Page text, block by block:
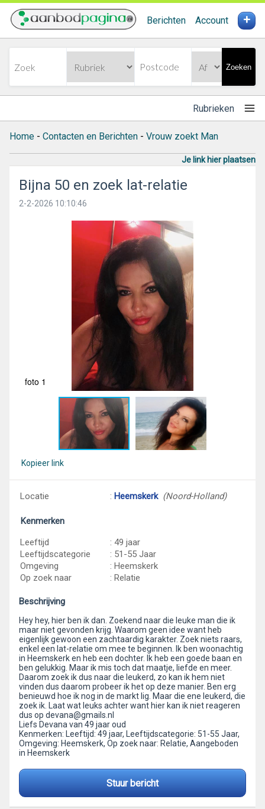
Berichten Account +
Zoeken
Rubrieken
Home - Contacten en Berichten - Vrouw zoekt Man
Je link hier plaatsen
Bijna 50 en zoek lat-relatie
2-2-2026 10:10:46
foto 1
Kopieer link
Locatie : Heemskerk (Noord-Holland)
Kenmerken
Leeftijd
: 49 jaar
Leeftijdscategorie
: 51-55 Jaar
Omgeving
: Heemskerk
Op zoek naar
: Relatie
Beschrijving
Hey hey, hier ben ik dan. Zoekend naar die leuke man die ik
maar niet gevonden krijg. Waarom geen idee want heb
eigenlijk gewoon een zachtaardig karakter. Zoek niets raars,
enkel een lat-relatie om mee te beginnen. Ik ben woonachtig
in Heemskerk en heb een dochter. Ik heb een goede baan en
ben gelukkig. Maar ik mis toch dat maatje, liefde en meer.
Daarom zoek ik dus naar die leukerd, zo kan ik hem niet
vinden dus daarom probeer ik het op deze manier. Ben erg
benieuwd hoe ik nog in de markt lig. Maar die ene leukerd, die
zoek ik. Laat wat leuks achter want hier kan ik niet reageren
dus op devana@gmails.nl
Liefs Devana van 49 jaar oud
Kenmerken: Leeftijd: 49 jaar, Leeftijdscategorie: 51-55 Jaar,
Omgeving: Heemskerk, Op zoek naar: Relatie, Aangeboden
in Heemskerk
Stuur bericht